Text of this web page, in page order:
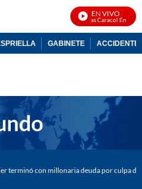
EN VIVO
Noticias Caracol En Vivo
GABINETE ACCIDENTE
terminó con millonaria deuda por culpa de